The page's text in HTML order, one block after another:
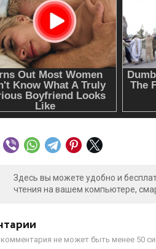
Здесь вы можете удобно и
чтения на вашем компьютере,
не может быть менее 50